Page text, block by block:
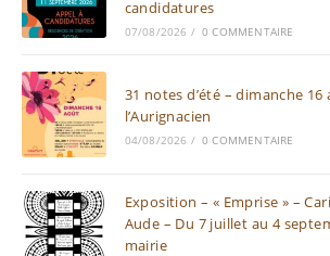
candidatures
07/08/2026 / 0 COMMENTAIRE
31 notes d’été – dimanche
l’Aurignacien
04/08/2026 / 0 COMMENTAIRE
Exposition – « Emprise » –
Aude – Du 7 juillet au 4
mairie